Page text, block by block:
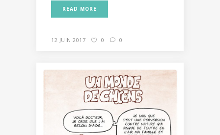
READ MORE
12 JUIN 2017 0 0